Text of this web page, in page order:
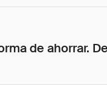
de ahorrar.